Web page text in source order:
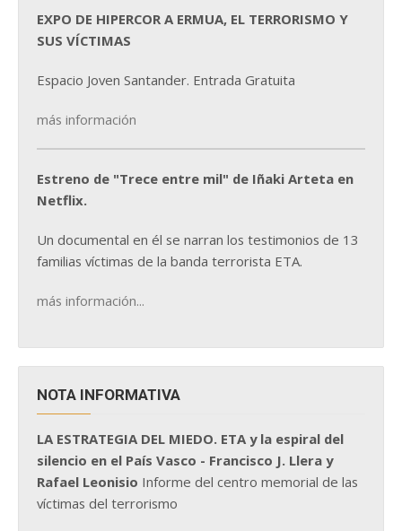
EXPO DE HIPERCOR A ERMUA, EL TERRORISMO Y
SUS VÍCTIMAS
Espacio Joven Santander. Entrada Gratuita
más información
Estreno de "Trece entre mil" de Iñaki Arteta en
Netflix.
Un documental en él se narran los testimonios de 13
familias víctimas de la banda terrorista ETA.
más información...
NOTA INFORMATIVA
LA ESTRATEGIA DEL MIEDO. ETA y la espiral del
silencio en el País Vasco - Francisco J. Llera y
Rafael Leonisio Informe del centro memorial de las
víctimas del terrorismo